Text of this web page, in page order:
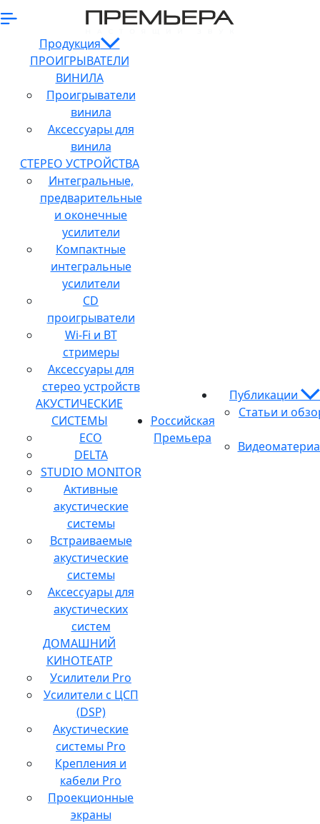
Продукция
ПРОИГРЫВАТЕЛИ
ВИНИЛА
Проигрыватели
винила
Аксессуары для
винила
СТЕРЕО УСТРОЙСТВА
Интегральные,
предварительные
и оконечные
усилители
Компактные
интегральные
усилители
CD
проигрыватели
Wi-Fi и BT
стримеры
Аксессуары для
стерео устройств
АКУСТИЧЕСКИЕ
СИСТЕМЫ
ECO
DELTA
STUDIO MONITOR
Активные
акустические
системы
Встраиваемые
акустические
системы
Аксессуары для
акустических
систем
ДОМАШНИЙ
КИНОТЕАТР
Усилители Pro
Усилители с ЦСП
(DSP)
Акустические
системы Pro
Крепления и
кабели Pro
Проекционные
экраны
Российская
Премьера
Публикации
Статьи и